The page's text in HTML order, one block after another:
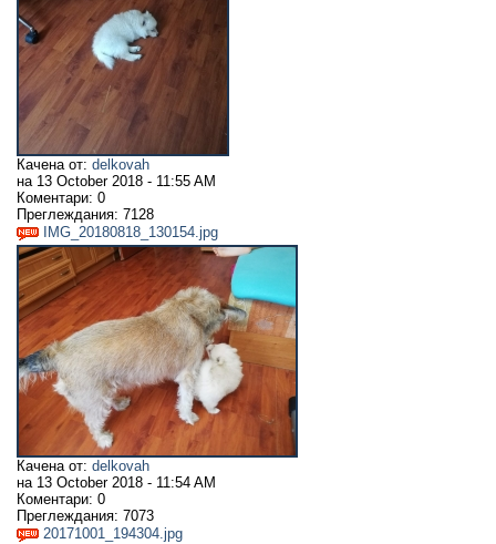
Качена от: delkovah
на 13 October 2018 - 11:55 AM
Коментари: 0
Преглеждания: 7128
IMG_20180818_130154.jpg
Качена от: delkovah
на 13 October 2018 - 11:54 AM
Коментари: 0
Преглеждания: 7073
20171001_194304.jpg